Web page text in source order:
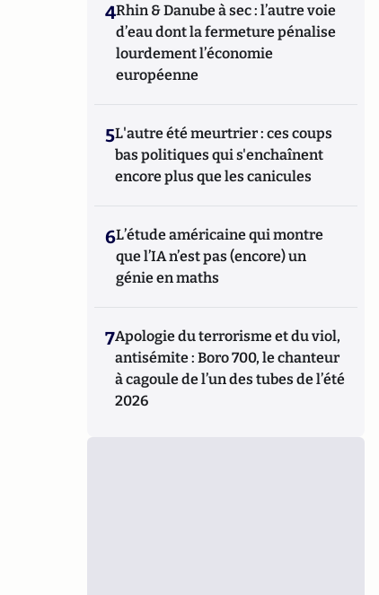
4Rhin & Danube à sec : l’autre voie
d’eau dont la fermeture pénalise
lourdement l’économie
européenne
5L'autre été meurtrier : ces coups
bas politiques qui s'enchaînent
encore plus que les canicules
6L’étude américaine qui montre
que l’IA n’est pas (encore) un
génie en maths
7Apologie du terrorisme et du viol,
antisémite : Boro 700, le chanteur
à cagoule de l’un des tubes de l’été
2026